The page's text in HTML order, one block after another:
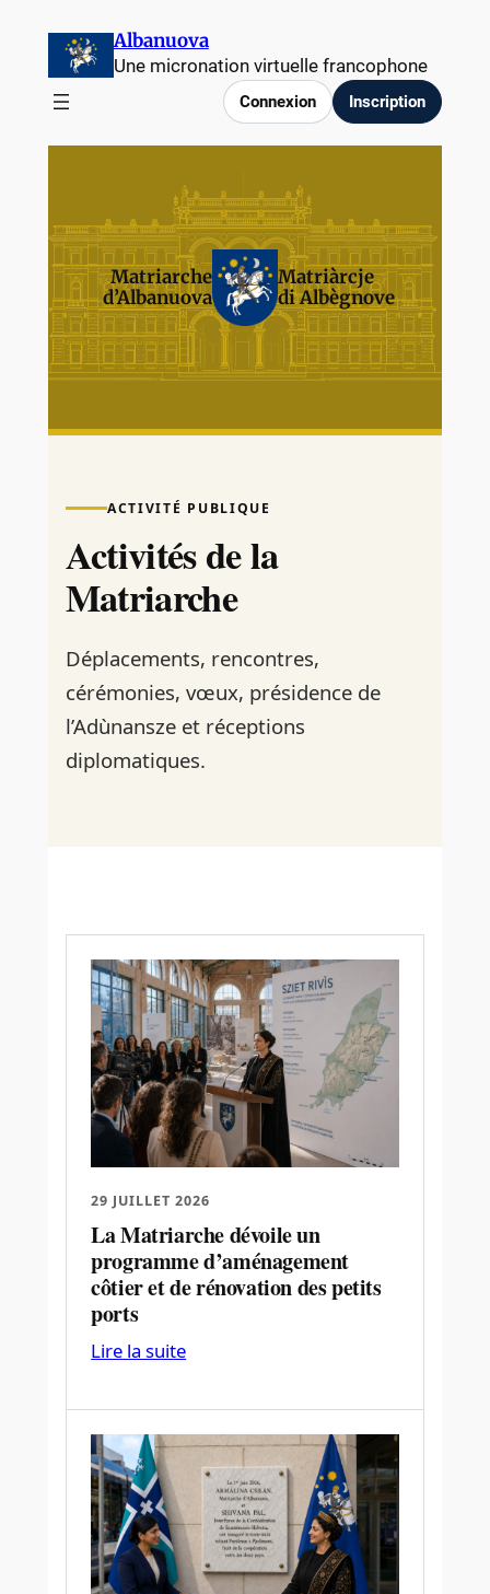
Albanuova
Une micronation virtuelle francophone
Connexion Inscription
Matriarche
d’Albanuova
Matriàrcje
di Albègnove
ACTIVITÉ PUBLIQUE
Activités de la
Matriarche
Déplacements, rencontres,
cérémonies, vœux, présidence de
l’Adùnansze et réceptions
diplomatiques.
29 JUILLET 2026
La Matriarche dévoile un
programme d’aménagement
côtier et de rénovation des petits
ports
Lire la suite